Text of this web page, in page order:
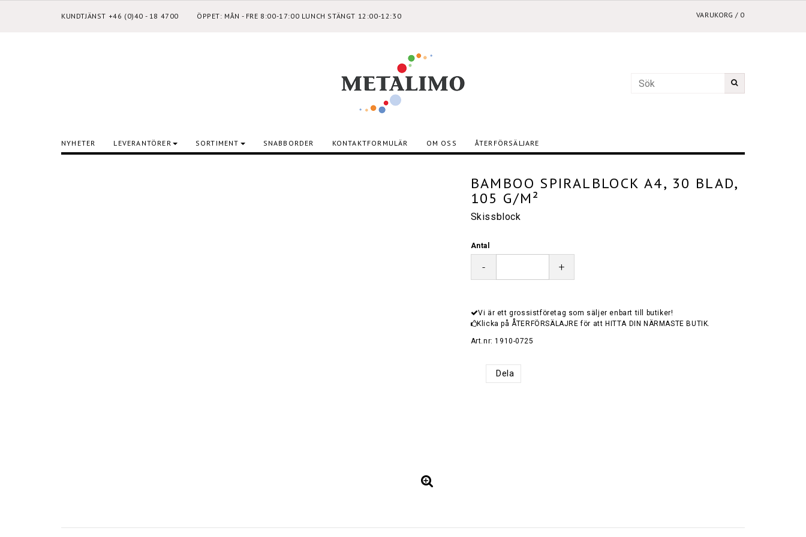
KUNDTJÄNST +46 (0)40 - 18 4700 ÖPPET: MÅN - FRE 8:00-17:00 LUNCH STÄNGT 12:00-12:30 VARUKORG / 0
NYHETER LEVERANTÖRER SORTIMENT SNABBORDER KONTAKTFORMULÄR OM OSS ÅTERFÖRSÄLJARE
BAMBOO SPIRALBLOCK A4, 30 BLAD,
105 G/M²
Skissblock
Antal
- +
Vi är ett grossistföretag som säljer enbart till butiker!
Klicka på ÅTERFÖRSÄLAJRE för att HITTA DIN NÄRMASTE BUTIK.
Art.nr: 1910-0725
Dela